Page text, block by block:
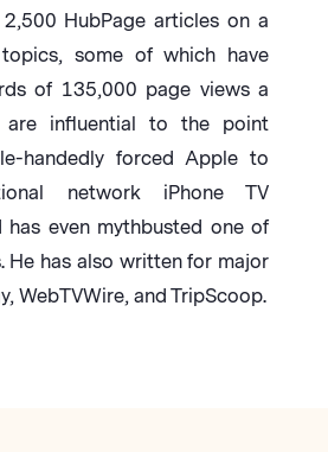
HubPage articles on a
some of which have
of 135,000 page views a
are influential to the point
handedly forced Apple to
network iPhone TV
has even mythbusted one of
He has also written for major
WebTVWire, and TripScoop.